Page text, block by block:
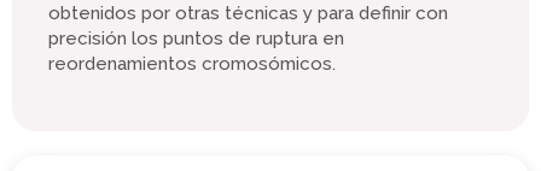
obtenidos por otras técnicas y para definir con
precisión los puntos de ruptura en
reordenamientos cromosómicos.